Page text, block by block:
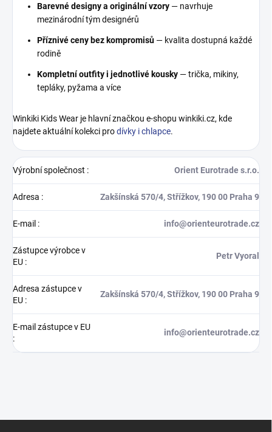
Barevné designy a originální vzory — navrhuje
mezinárodní tým designérů
Příznivé ceny bez kompromisů — kvalita dostupná každé
rodině
Kompletní outfity i jednotlivé kousky — trička, mikiny,
tepláky, pyžama a více
Winkiki Kids Wear je hlavní značkou e-shopu winkiki.cz, kde
najdete aktuální kolekci prodívky i chlapce.
Výrobní společnost : Orient Eurotrade s.r.o.
Adresa : Zakšínská 570/4, Střížkov, 190 00 Praha 9
E-mail : info@orienteurotrade.cz
Zástupce výrobce v
EU :
Petr Vyoral
Adresa zástupce v
EU :
Zakšínská 570/4, Střížkov, 190 00 Praha 9
E-mail zástupce v EU
:
info@orienteurotrade.cz